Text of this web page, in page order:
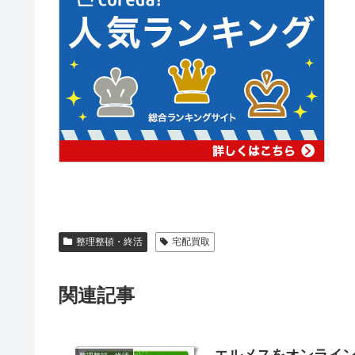
整理整頓・終活 宅配買取
関連記事